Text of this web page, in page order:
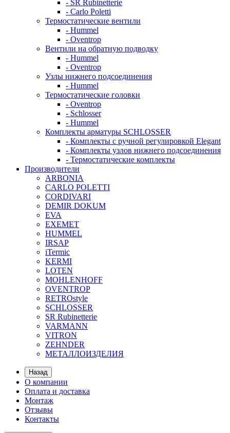
- SR Rubinetterie
- Carlo Poletti
Термостатические вентили
- Hummel
- Oventrop
Вентили на обратную подводку
- Hummel
- Oventrop
Узлы нижнего подсоединения
- Hummel
Термостатические головки
- Oventrop
- Schlosser
- Hummel
Комплекты арматуры SCHLOSSER
- Комплекты с ручной регулировкой Elegant
- Комплекты узлов нижнего подсоединения
- Термостатические комплекты
Производители
ARBONIA
CARLO POLETTI
CORDIVARI
DEMIR DOKUM
EVA
EXEMET
HUMMEL
IRSAP
iTermic
KERMI
LOTEN
MOHLENHOFF
OVENTROP
RETROstyle
SCHLOSSER
SR Rubinetterie
VARMANN
VITRON
ZEHNDER
МЕТАЛЛОИЗДЕЛИЯ
Назад
О компании
Оплата и доставка
Монтаж
Отзывы
Контакты